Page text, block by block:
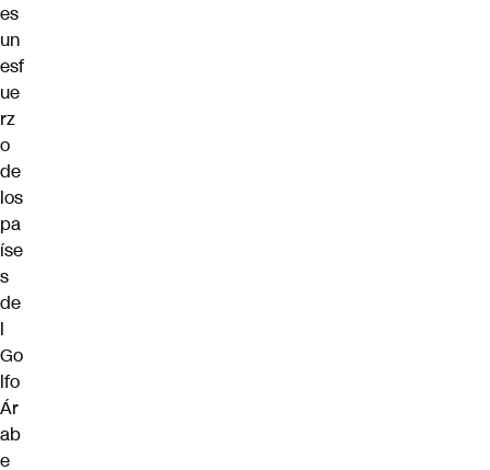
es
un
esf
ue
rz
o
de
los
pa
íse
s
de
l
Go
lfo
Ár
ab
e